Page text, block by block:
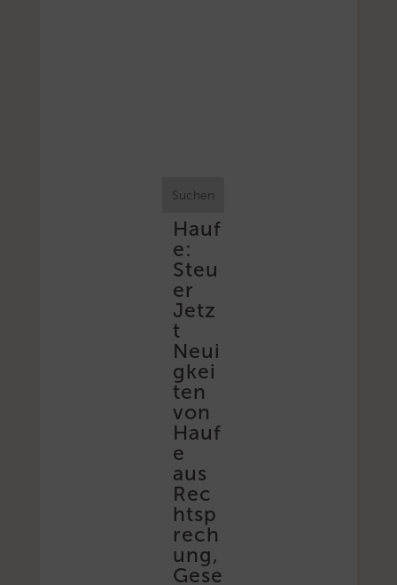
Suchen
Hauf
e:
Steu
er
Jetz
t
Neui
gkei
ten
von
Hauf
e
aus
Rec
htsp
rech
ung,
Gese